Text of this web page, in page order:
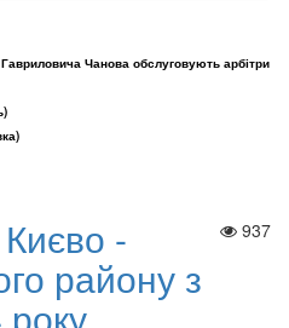
Чанова обслуговують арбітри
937
-
району з